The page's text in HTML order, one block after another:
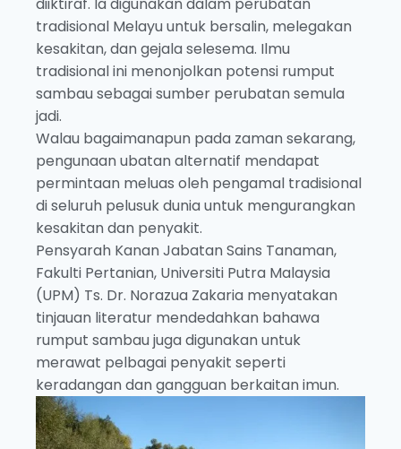
tradisional Melayu untuk bersalin, melegakan
kesakitan, dan gejala selesema. Ilmu
tradisional ini menonjolkan potensi rumput
sambau sebagai sumber perubatan semula
jadi.
Walau bagaimanapun pada zaman sekarang,
pengunaan ubatan alternatif mendapat
permintaan meluas oleh pengamal tradisional
di seluruh pelusuk dunia untuk mengurangkan
kesakitan dan penyakit.
Pensyarah Kanan Jabatan Sains Tanaman,
Fakulti Pertanian, Universiti Putra Malaysia
(UPM) Ts. Dr. Norazua Zakaria menyatakan
tinjauan literatur mendedahkan bahawa
rumput sambau juga digunakan untuk
merawat pelbagai penyakit seperti
keradangan dan gangguan berkaitan imun.